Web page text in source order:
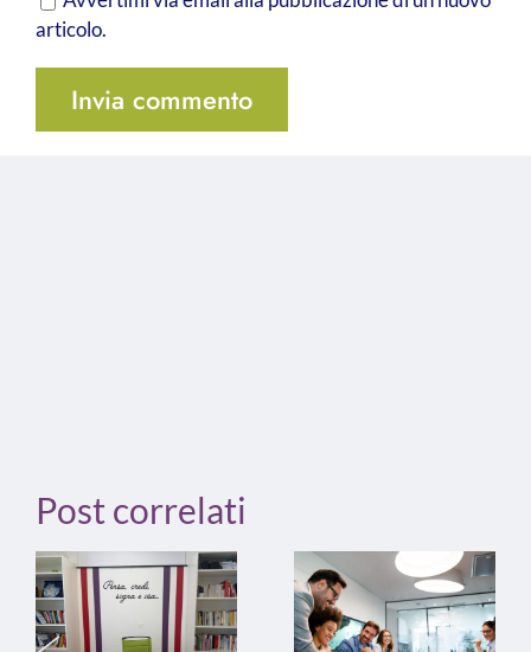
articolo.
Post correlati